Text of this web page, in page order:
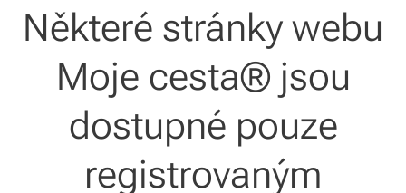
Některé stránky webu
Moje cesta® jsou
dostupné pouze
registrovaným